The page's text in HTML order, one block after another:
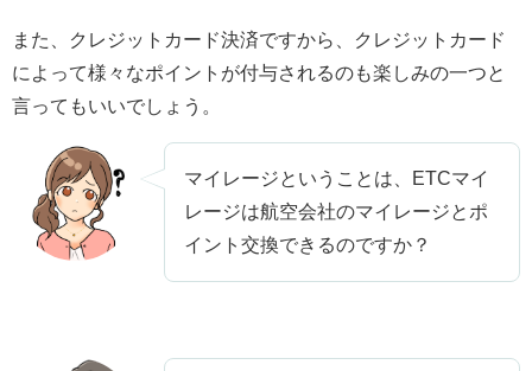
また、クレジットカード決済ですから、クレジットカード
によって様々なポイントが付与されるのも楽しみの一つと
言ってもいいでしょう。
マイレージということは、ETCマイ
レージは航空会社のマイレージとポ
イント交換できるのですか？